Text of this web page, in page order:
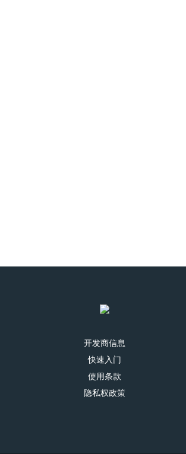
开发商信息
快速入门
使用条款
隐私权政策